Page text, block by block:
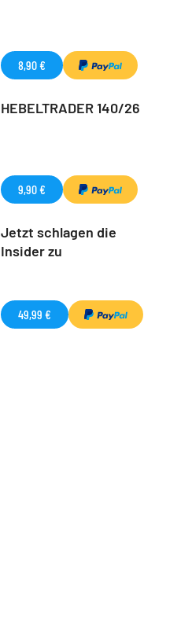
8,90 €
HEBELTRADER 140/26
9,90 €
Jetzt schlagen die
Insider zu
49,99 €